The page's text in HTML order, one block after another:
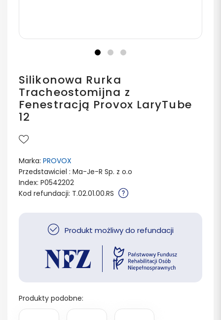
Silikonowa Rurka
Tracheostomijna z
Fenestracją Provox LaryTube
12
Marka: PROVOX
Przedstawiciel : Ma-Je-R Sp. z o.o
Index: P0542202
Kod refundacji: T.02.01.00.RS
Produkt możliwy do refundacji
Produkty podobne: